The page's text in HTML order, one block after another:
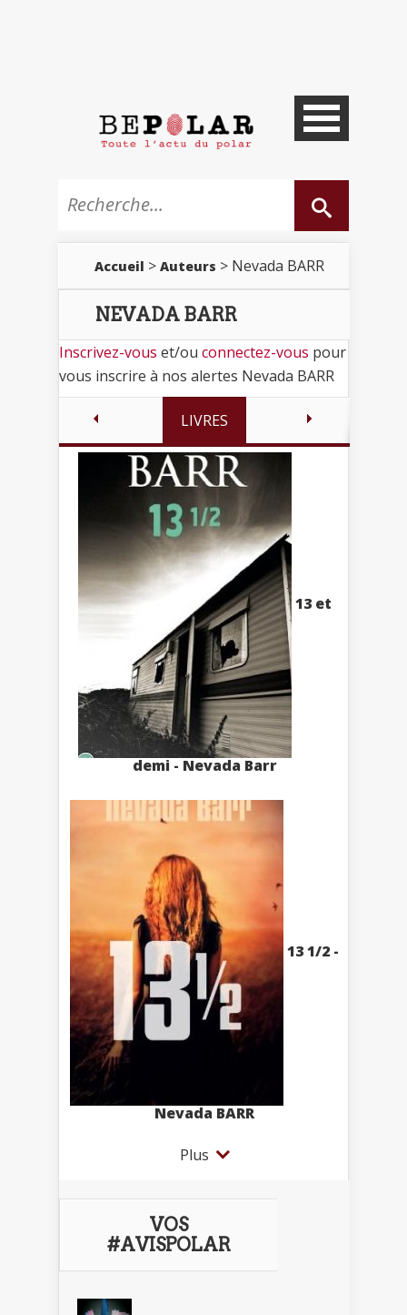
Accueil > Auteurs > Nevada BARR
NEVADA BARR
Inscrivez-vous et/ou connectez-vous pour
vous inscrire à nos alertes Nevada BARR
LIVRES
13 et
demi - Nevada Barr
13 1/2 -
Nevada BARR
Plus
VOS
#AVISPOLAR